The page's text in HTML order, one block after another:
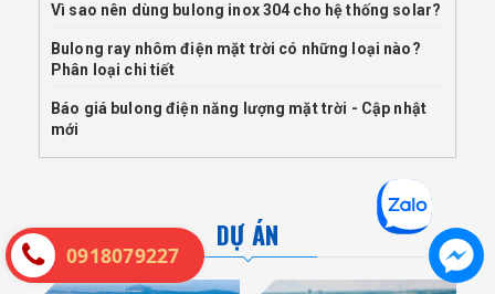
Vì sao nên dùng bulong inox 304 cho hệ thống solar?
Bulong ray nhôm điện mặt trời có những loại nào?
Phân loại chi tiết
Báo giá bulong điện năng lượng mặt trời - Cập nhật
mới
DỰ ÁN
0918079227